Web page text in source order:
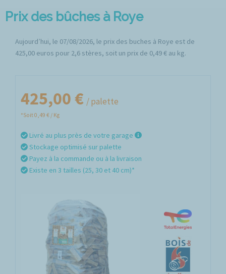
Prix des bûches à Roye
Aujourd’hui, le 07/08/2026, le prix des buches à Roye est de
425,00 euros pour 2,6 stères, soit un prix de 0,49 € au kg.
425,00 € / palette
*Soit 0,49 € / Kg
Livré au plus près de votre garage
Stockage optimisé sur palette
Payez à la commande ou à la livraison
Existe en 3 tailles (25, 30 et 40 cm)*